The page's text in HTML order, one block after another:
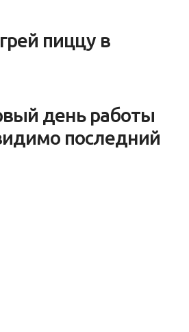
пиццу в
день работы
последний